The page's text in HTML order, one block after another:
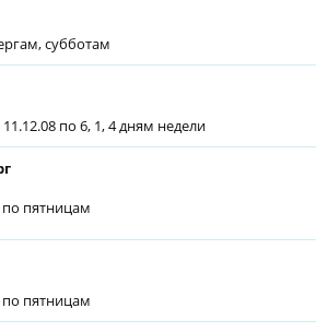
субботам
по 6, 1, 4 дням недели
по пятницам
по пятницам